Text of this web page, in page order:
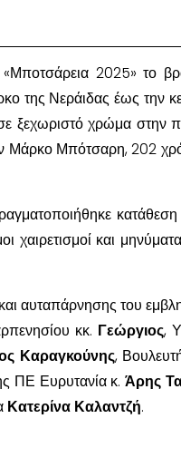
2025» το
της Νεράιδας έως την
ξεχωριστό χρώμα στην
Μπότσαρη, 202
χαιρετισμοί και
αυταπάρνησης του
κκ. Γεώργιος,
Καραγκούνης,
ΠΕ Ευρυτανία κ.Άρης
Κατερίνα Καλαντζή.